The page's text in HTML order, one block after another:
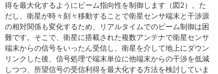
得を最大化するようにビーム指向性を制御します（図2）。た
だし、衛星が時々刻々移動することで衛星センサ端末と干渉源
の相対関係も変化するため、リアルタイムでのビーム制御は困
難です。そこで、衛星に搭載された複数アンテナで衛星センサ
端末からの信号をいったん受信し、衛星を介して地上にダウン
リンクした後、信号処理で端末単位に他端末からの干渉を低減
しつつ、所望信号の受信利得を最大化する方法を検討していま